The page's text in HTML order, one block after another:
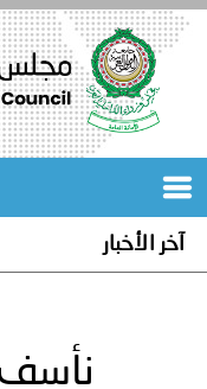
الرئيسية
آخر الأخبار
نأسف